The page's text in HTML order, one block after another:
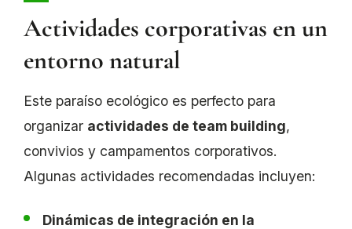
Actividades corporativas en un
entorno natural
Este paraíso ecológico es perfecto para
organizar actividades de team building,
convivios y campamentos corporativos.
Algunas actividades recomendadas incluyen:
Dinámicas de integración en la